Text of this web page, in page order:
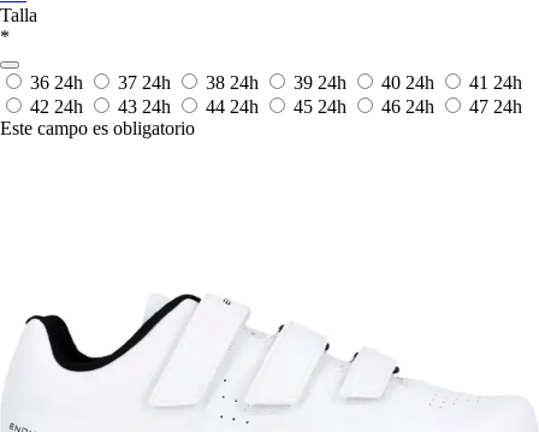
Talla
*
36 24h 37 24h 38 24h 39 24h 40 24h 41 24h
42 24h 43 24h 44 24h 45 24h 46 24h 47 24h
Este campo es obligatorio